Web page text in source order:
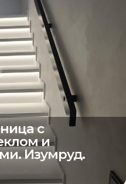
с
и
Изумруд.